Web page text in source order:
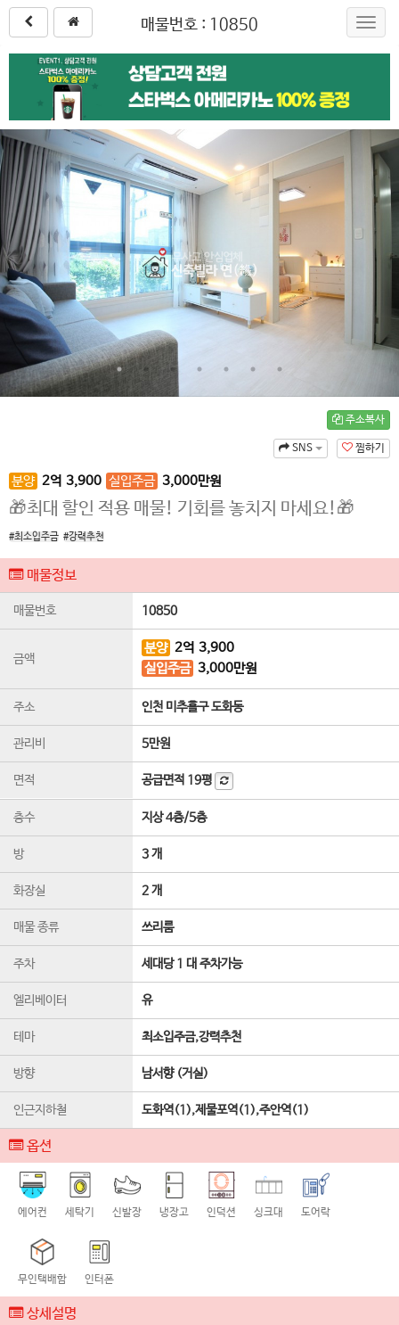
매물번호 : 10850
주소복사
찜하기
SNS
분양 2억 3,900 실입주금 3,000만원
🎁최대 할인 적용 매물! 기회를 놓치지 마세요!🎁
#최소입주금 #강력추천
매물정보
매물번호 10850
금액
분양 2억 3,900
실입주금 3,000만원
주소 인천 미추홀구 도화동
관리비 5만원
면적 공급면적 19평
층수 지상 4층/5층
방 3 개
화장실 2 개
매물 종류 쓰리룸
주차 세대당 1 대 주차가능
엘리베이터 유
테마 최소입주금,강력추천
방향 남서향 (거실)
인근지하철 도화역(1),제물포역(1),주안역(1)
옵션
에어컨 세탁기 신발장 냉장고 인덕션 싱크대 도어락
무인택배함 인터폰
상세설명